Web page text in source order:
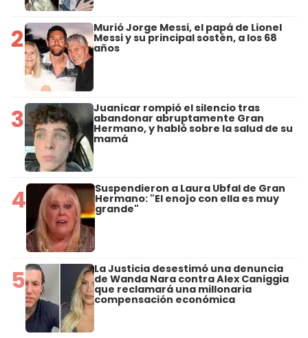
2 Murió Jorge Messi, el papá de Lionel
Messi y su principal sostén, a los 68
años
3 Juanicar rompió el silencio tras
abandonar abruptamente Gran
Hermano, y habló sobre la salud de su
mamá
4 Suspendieron a Laura Ubfal de Gran
Hermano: "El enojo con ella es muy
grande"
5 La Justicia desestimó una denuncia
de Wanda Nara contra Alex Caniggia
que reclamará una millonaria
compensación económica